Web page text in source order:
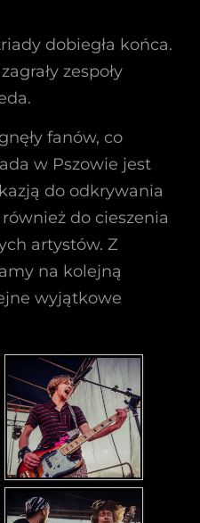
dobiegła końca.
zespoły
fanów, co
w Pszowie jest
do odkrywania
do cieszenia
artystów. Z
na kolejną
wyjątkowe